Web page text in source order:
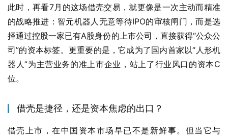
此时，再看7月的这场借壳交易，就更像是一次主动而精准
的战略推进：智元机器人无意等待IPO的审核闸门，而是选
择通过控股一家已有A股身份的上市公司，直接获得“公众公
司”的资本标签。更重要的是，它成为了国内首家以“人形机
器人”为主营业务的准上市企业，站上了行业风口的资本C
位。
借壳是捷径，还是资本焦虑的出口？
借壳上市，在中国资本市场早已不是新鲜事。但当它与